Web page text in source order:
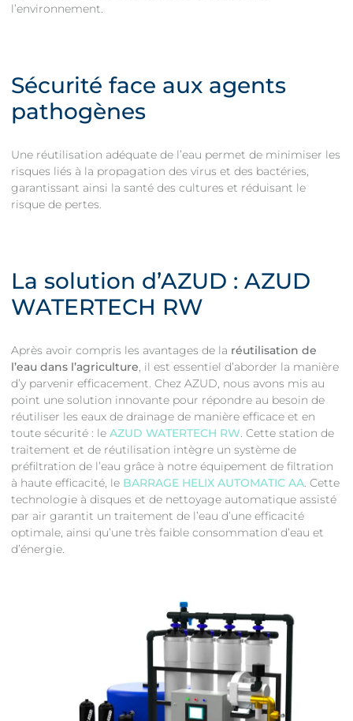
l’environnement.
Sécurité face aux agents
pathogènes
Une réutilisation adéquate de l’eau permet de minimiser les
risques liés à la propagation des virus et des bactéries,
garantissant ainsi la santé des cultures et réduisant le
risque de pertes.
La solution d’AZUD : AZUD
WATERTECH RW
Après avoir compris les avantages de la réutilisation de
l’eau dans l’agriculture, il est essentiel d’aborder la manière
d’y parvenir efficacement. Chez AZUD, nous avons mis au
point une solution innovante pour répondre au besoin de
réutiliser les eaux de drainage de manière efficace et en
toute sécurité : le AZUD WATERTECH RW. Cette station de
traitement et de réutilisation intègre un système de
préfiltration de l’eau grâce à notre équipement de filtration
à haute efficacité, le BARRAGE HELIX AUTOMATIC AA. Cette
technologie à disques et de nettoyage automatique assisté
par air garantit un traitement de l’eau d’une efficacité
optimale, ainsi qu’une très faible consommation d’eau et
d’énergie.